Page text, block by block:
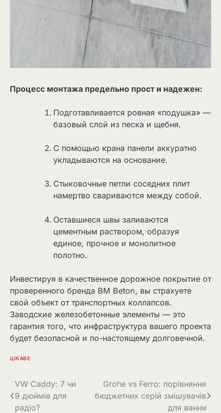
Процесс монтажа предельно прост и надежен:
Подготавливается ровная «подушка» —
базовый слой из песка и щебня.
С помощью крана панели аккуратно
укладываются на основание.
Стыковочные петли соседних плит
намертво свариваются между собой.
Оставшиеся швы заливаются
цементным раствором, образуя
единое, прочное и монолитное
полотно.
Инвестируя в качественное дорожное покрытие от
проверенного бренда BM Beton, вы страхуете
свой объект от транспортных коллапсов.
Заводские железобетонные элементы — это
гарантия того, что инфраструктура вашего проекта
будет безопасной и по-настоящему долговечной.
ЦІКАВЕ
Навігація
записів
VW Caddy: 7 чи
9 дюймів для
радіо?
Grohe vs Ferro: порівняння
бюджетних серій змішувачів
для ванни